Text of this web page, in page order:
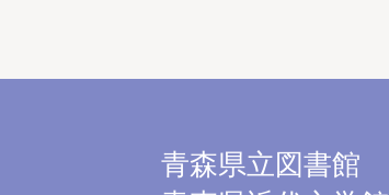
青森県立図書館